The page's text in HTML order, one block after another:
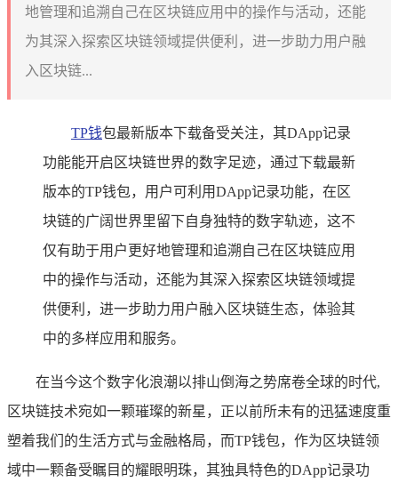
地管理和追溯自己在区块链应用中的操作与活动，还能
为其深入探索区块链领域提供便利，进一步助力用户融
入区块链...
TP钱包最新版本下载备受关注，其DApp记录
功能能开启区块链世界的数字足迹，通过下载最新
版本的TP钱包，用户可利用DApp记录功能，在区
块链的广阔世界里留下自身独特的数字轨迹，这不
仅有助于用户更好地管理和追溯自己在区块链应用
中的操作与活动，还能为其深入探索区块链领域提
供便利，进一步助力用户融入区块链生态，体验其
中的多样应用和服务。
在当今这个数字化浪潮以排山倒海之势席卷全球的时代,
区块链技术宛如一颗璀璨的新星，正以前所未有的迅猛速度重
塑着我们的生活方式与金融格局，而TP钱包，作为区块链领
域中一颗备受瞩目的耀眼明珠，其独具特色的DApp记录功